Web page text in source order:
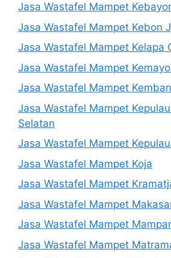
Jasa Wastafel Mampet
Jasa Wastafel Mampet Kebon
Jasa Wastafel Mampet Kelapa
Jasa Wastafel Mampet
Jasa Wastafel Mampet
Jasa Wastafel Mampet
Selatan
Jasa Wastafel Mampet
Jasa Wastafel Mampet Koja
Jasa Wastafel Mampet
Jasa Wastafel Mampet
Jasa Wastafel Mampet
Jasa Wastafel Mampet